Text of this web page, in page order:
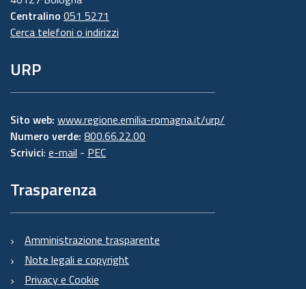
Centralino 051 5271
Cerca telefoni o indirizzi
URP
Sito web: www.regione.emilia-romagna.it/urp/
Numero verde: 800.66.22.00
Scrivici: e-mail - PEC
Trasparenza
Amministrazione trasparente
Note legali e copyright
Privacy e Cookie